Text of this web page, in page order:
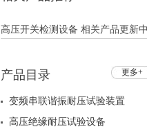
高压开关检测设备 相关产品更新
更多+
产品目录
变频串联谐振耐压试验装置
高压绝缘耐压试验设备